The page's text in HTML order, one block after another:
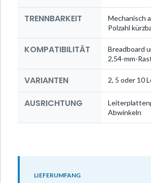
TRENNBARKEIT
Mechanisch
Polzahl
KOMPATIBILITÄT
Breadboard
2,54-mm-
VARIANTEN 2, 5 oder 10
AUSRICHTUNG
Abwinkeln
LIEFERUMFANG